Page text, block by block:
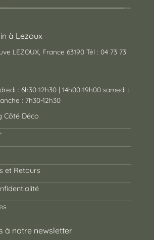
à Lezoux
LEZOUX, France 63190 Tél : 04 73 73
: 6h30-12h30 | 14h00-19h00 samedi :
: 7h30-12h30
Côté Déco
et Retours
à notre newsletter